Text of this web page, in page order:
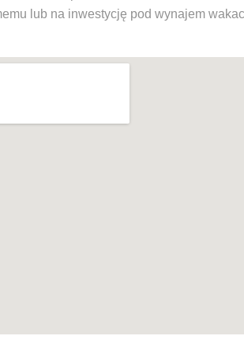
lub na inwestycję pod wynajem